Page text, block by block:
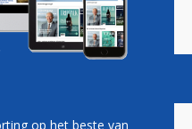
Vacatures
op het beste van